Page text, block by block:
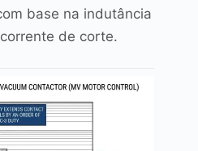
base na indutância
de corte.